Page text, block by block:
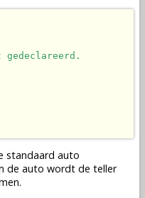
standaard auto
de auto wordt de teller